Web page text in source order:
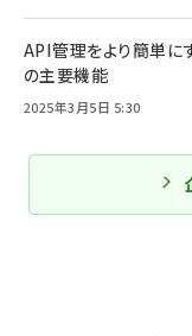
API管理をより簡単に
の主要機能
2025年3月5日 5:30